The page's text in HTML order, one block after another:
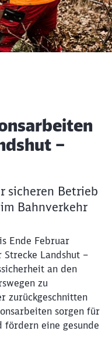
–
sicheren Betrieb
Bahnverkehr
Ende Februar
Landshut –
an den
zu
zurückgeschnitten
sorgen für
fördern eine gesunde